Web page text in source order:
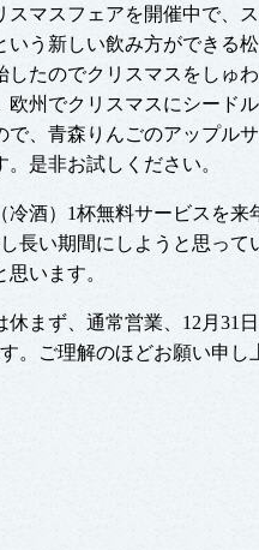
マスフェアを開催中で、
う新しい飲み方ができる
たのでクリスマスをしゅ
州でクリスマスにシード
、青森りんごのアップル
是非お試しください。
酒）1杯無料サービスを来
長い期間にしようと思って
います。
まず、通常営業、12月31
。ご理解のほどお願い申し